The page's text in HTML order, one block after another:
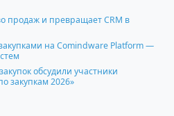
продаж и превращает CRM в
на Comindware Platform —
обсудили участники
закупкам 2026»